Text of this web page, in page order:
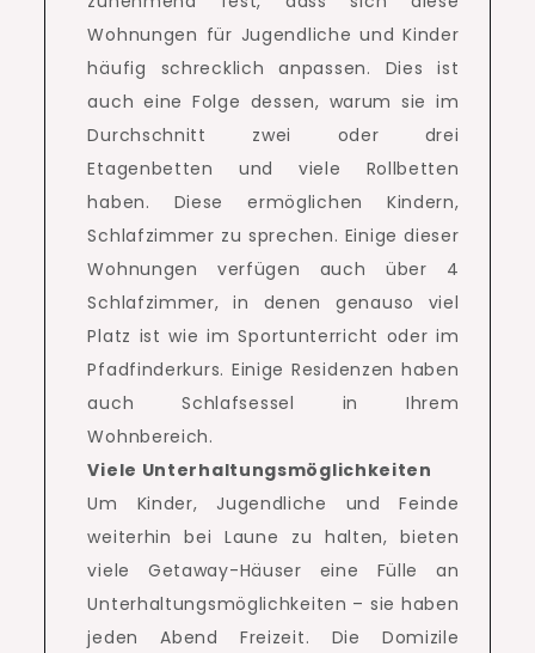
Wohnungen für Jugendliche und Kinder
häufig schrecklich anpassen. Dies ist
auch eine Folge dessen, warum sie im
Durchschnitt zwei oder drei
Etagenbetten und viele Rollbetten
haben. Diese ermöglichen Kindern,
Schlafzimmer zu sprechen. Einige dieser
Wohnungen verfügen auch über 4
Schlafzimmer, in denen genauso viel
Platz ist wie im Sportunterricht oder im
Pfadfinderkurs. Einige Residenzen haben
auch Schlafsessel in Ihrem
Wohnbereich.
Viele Unterhaltungsmöglichkeiten
Um Kinder, Jugendliche und Feinde
weiterhin bei Laune zu halten, bieten
viele Getaway-Häuser eine Fülle an
Unterhaltungsmöglichkeiten – sie haben
jeden Abend Freizeit. Die Domizile